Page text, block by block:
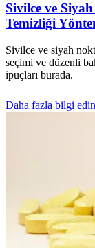
Sivilce ve
Temizliği
Sivilce ve siyah
seçimi ve düzenli
ipuçları burada.
Daha fazla bilgi